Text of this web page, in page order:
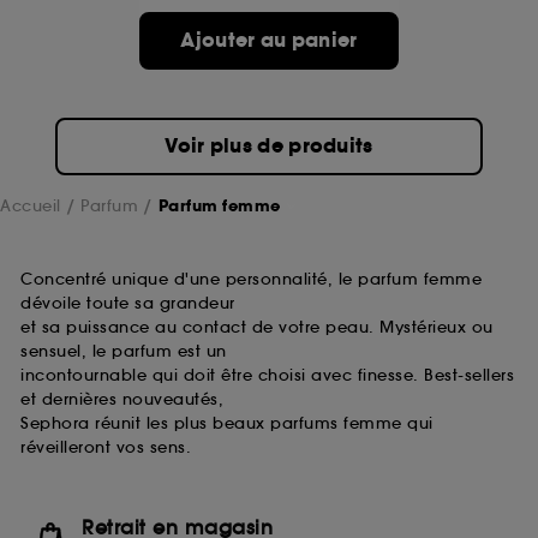
Ajouter au panier
Voir plus de produits
Accueil Parfum Parfum femme
Concentré unique d'une personnalité, le parfum femme
dévoile toute sa grandeur
et sa puissance au contact de votre peau. Mystérieux ou
sensuel, le parfum est un
incontournable qui doit être choisi avec finesse. Best-sellers
et dernières nouveautés,
Sephora réunit les plus beaux parfums femme qui
réveilleront vos sens.
Retrait en magasin
de ces cookies grâce au bouton "personnaliser mes
choix" ci-dessous ou décider de "tout accepter".
Sephora pourra associer les informations de
collectées ou générées lors de votre activité en ligne
ou en magasin. Pour refuser tous les cookies, cliques
sur "continuer sans accepter". Voous pouvez à tout
souhaitez obtenir plus d'information sur les cookies